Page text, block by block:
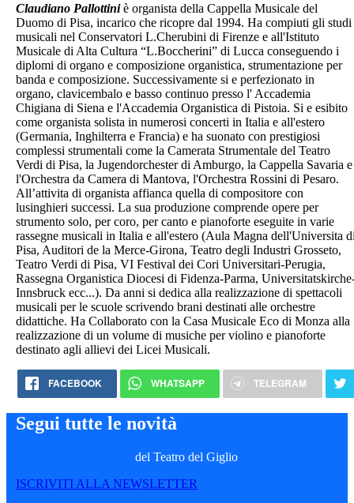
Claudiano Pallottiniè organista della Cappella Musicale del
Duomo di Pisa, incarico che ricopre dal 1994. Ha compiuti gli studi
musicali nel Conservatori L.Cherubini di Firenze e all'Istituto
Musicale di Alta Cultura “L.Boccherini” di Lucca conseguendo i
diplomi di organo e composizione organistica, strumentazione per
banda e composizione. Successivamente si e perfezionato in
organo, clavicembalo e basso continuo presso l' Accademia
Chigiana di Siena e l'Accademia Organistica di Pistoia. Si e esibito
come organista solista in numerosi concerti in Italia e all'estero
(Germania, Inghilterra e Francia) e ha suonato con prestigiosi
complessi strumentali come la Camerata Strumentale del Teatro
Verdi di Pisa, la Jugendorchester di Amburgo, la Cappella Savaria e
l'Orchestra da Camera di Mantova, l'Orchestra Rossini di Pesaro.
All’attivita di organista affianca quella di compositore con
lusinghieri successi. La sua produzione comprende opere per
strumento solo, per coro, per canto e pianoforte eseguite in varie
rassegne musicali in Italia e all'estero (Aula Magna dell'Universita
Pisa, Auditori de la Merce-Girona, Teatro degli Industri Grosseto,
Teatro Verdi di Pisa, VI Festival dei Cori Universitari-Perugia,
Rassegna Organistica Diocesi di Fidenza-Parma,
Innsbruck ecc...). Da anni si dedica alla realizzazione di spettacoli
musicali per le scuole scrivendo brani destinati alle orchestre
didattiche. Ha Collaborato con la Casa Musicale Eco di Monza alla
realizzazione di un volume di musiche per violino e pianoforte
destinato agli allievi dei Licei Musicali.
FACEBOOK WHATSAPP TELEGRAM
Segui tutte le novità
del Teatro del Giglio
ISCRIVITI ALLA NEWSLETTER